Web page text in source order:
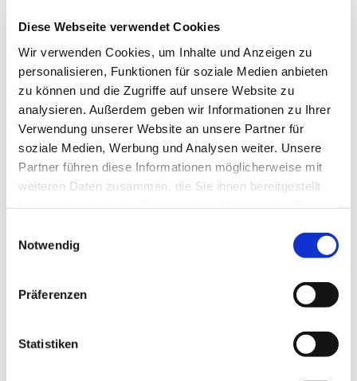
Diese Webseite verwendet Cookies
Wir verwenden Cookies, um Inhalte und Anzeigen zu
personalisieren, Funktionen für soziale Medien anbieten
zu können und die Zugriffe auf unsere Website zu
analysieren. Außerdem geben wir Informationen zu Ihrer
Verwendung unserer Website an unsere Partner für
soziale Medien, Werbung und Analysen weiter. Unsere
Partner führen diese Informationen möglicherweise mit
weiteren Daten zusammen, die Sie ihnen bereitgestellt
Notwendig
Präferenzen
Statistiken
dabei Planung, Durchführung und Evaluation aus
Ganz an Ihren Wünschen orientiert, bieten wir Kurse
zum Themenkomplex Kooperation, Kommunikation
und Teambildung, so wie Mobbing, Gewalt und
Empathiean. Diese können je nach Wunsch intern
aber auch in unseren Räumlichkeiten stattfinden.
Behandelt werden unter anderem folgende Module, zu
denen wir die passenden Übungen planen und